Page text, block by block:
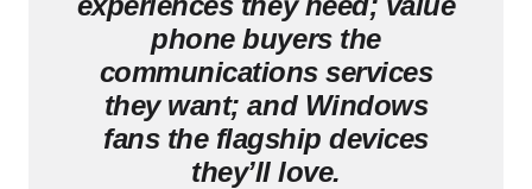
phone buyers the
communications services
they want; and Windows
fans the flagship devices
they’ll love.